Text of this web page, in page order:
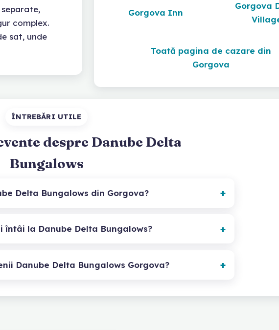
complex.
sat, unde
Gorgova Inn
Gorgova
Toată pagina de cazare din
Gorgova
ÎNTREBĂRI UTILE
despre Danube Delta
Bungalows
Delta Bungalows din Gorgova?
întâi la Danube Delta Bungalows?
Danube Delta Bungalows Gorgova?